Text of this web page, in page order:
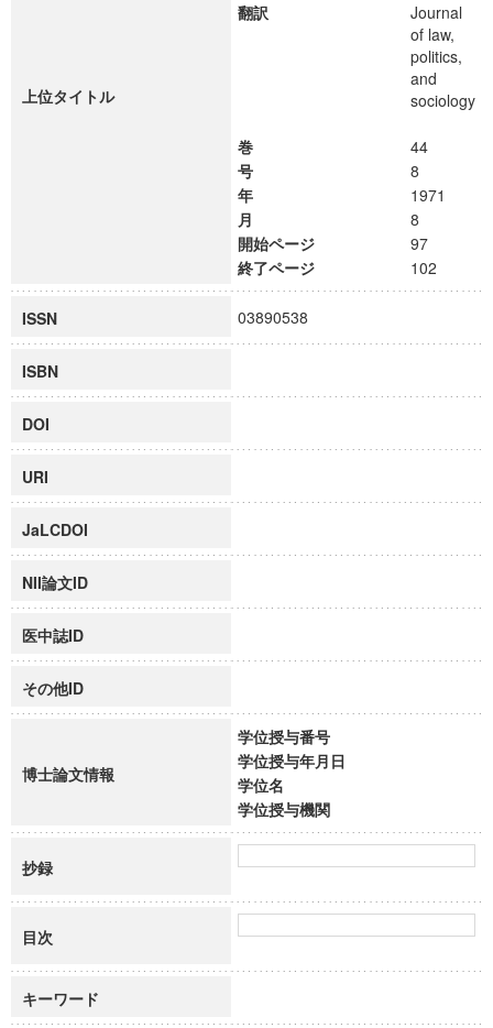
上位タイトル
翻訳
Journal
of law,
politics,
and
sociology
巻
44
号
8
年
1971
月
8
開始ページ
97
終了ページ
102
ISSN 03890538
ISBN
DOI
URI
JaLCDOI
NII論文ID
医中誌ID
その他ID
博士論文情報
学位授与番号
学位授与年月日
学位名
学位授与機関
抄録
目次
キーワード